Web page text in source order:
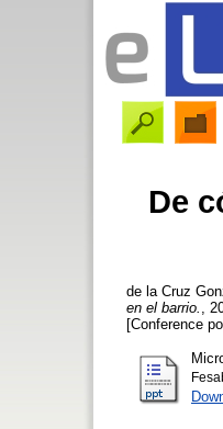
De
de la Cruz
en el barrio.
,
[Conference